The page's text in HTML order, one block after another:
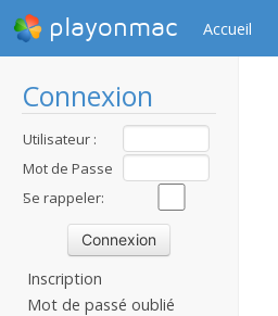
playonmac Accueil
Connexion
Utilisateur :
Mot de Passe
:Se rappeler:
Inscription
Mot de passé oublié